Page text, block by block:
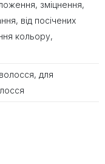
зміцнення,
від посічених
кольору,
для